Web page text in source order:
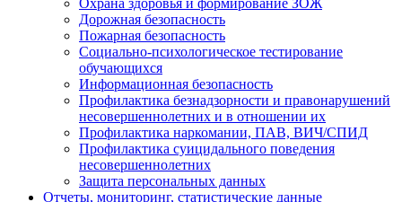
Охрана здоровья и формирование ЗОЖ
Дорожная безопасность
Пожарная безопасность
Социально-психологическое тестирование
обучающихся
Информационная безопасность
Профилактика безнадзорности и правонарушений
несовершеннолетних и в отношении их
Профилактика наркомании, ПАВ, ВИЧ/СПИД
Профилактика суицидального поведения
несовершеннолетних
Защита персональных данных
Отчеты, мониторинг, статистические данные